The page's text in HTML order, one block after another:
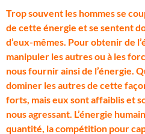
Trop souvent les hommes se
de cette énergie et se sentent
d’eux-mêmes. Pour obtenir de
manipuler les autres ou à les
nous fournir ainsi de l’énergie.
dominer les autres de cette
forts, mais eux sont affaiblis et
nous agressant. L’énergie
quantité, la compétition pour